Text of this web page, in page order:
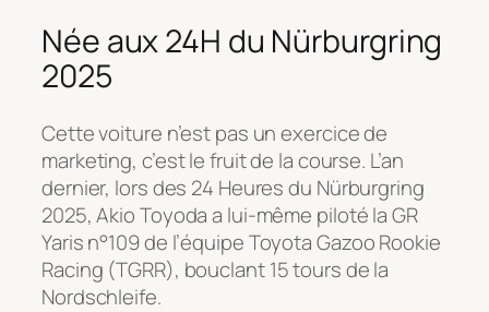
Née aux 24H du Nürburgring
2025
Cette voiture n’est pas un exercice de
marketing, c’est le fruit de la course. L’an
dernier, lors des 24 Heures du Nürburgring
2025, Akio Toyoda a lui-même piloté la GR
Yaris n°109 de l’équipeToyota Gazoo Rookie
Racing (TGRR), bouclant 15 tours de la
Nordschleife.